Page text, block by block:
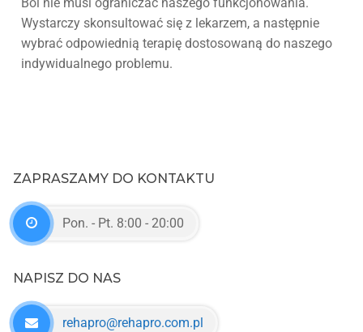
Wystarczy skonsultować się z lekarzem, a następnie
wybrać odpowiednią terapię dostosowaną do naszego
indywidualnego problemu.
ZAPRASZAMY DO KONTAKTU
Pon. - Pt. 8:00 - 20:00
NAPISZ DO NAS
rehapro@rehapro.com.pl